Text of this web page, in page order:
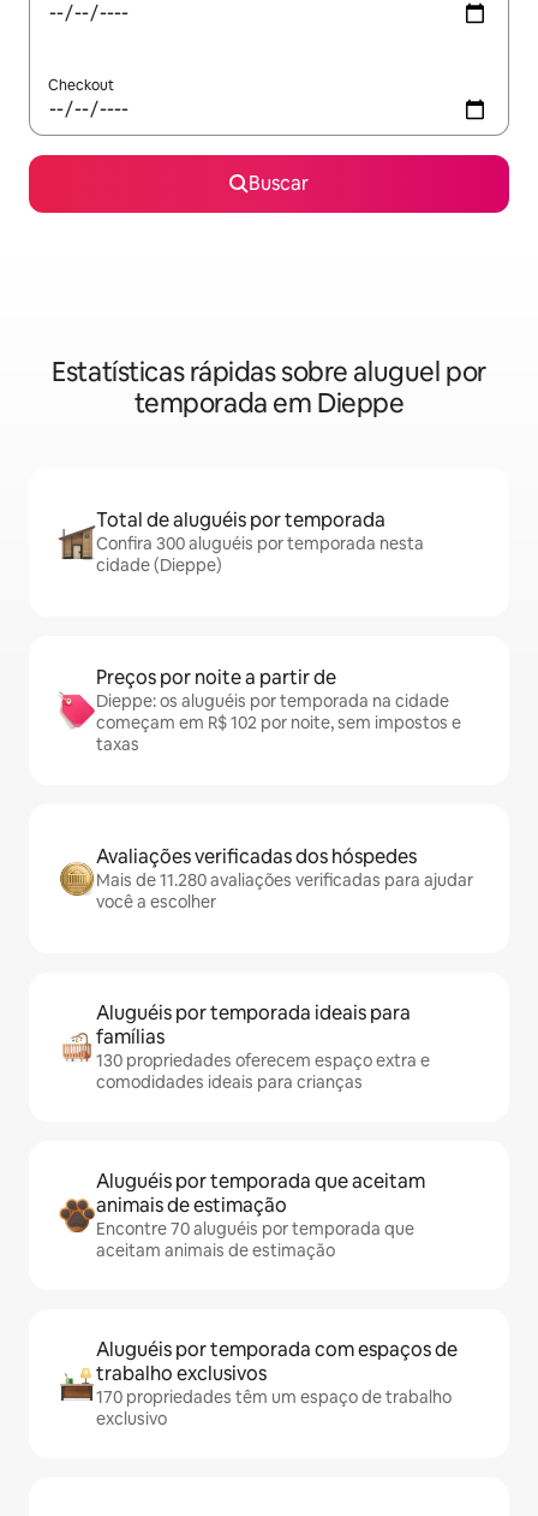
Checkout
Buscar
Estatísticas rápidas sobre aluguel por
temporada em Dieppe
Total de aluguéis por temporada
Confira 300 aluguéis por temporada nesta
cidade (Dieppe)
Preços por noite a partir de
Dieppe: os aluguéis por temporada na cidade
começam em R$ 102 por noite, sem impostos e
taxas
Avaliações verificadas dos hóspedes
Mais de 11.280 avaliações verificadas para ajudar
você a escolher
Aluguéis por temporada ideais para
famílias
130 propriedades oferecem espaço extra e
comodidades ideais para crianças
Aluguéis por temporada que aceitam
animais de estimação
Encontre 70 aluguéis por temporada que
aceitam animais de estimação
Aluguéis por temporada com espaços de
trabalho exclusivos
170 propriedades têm um espaço de trabalho
exclusivo